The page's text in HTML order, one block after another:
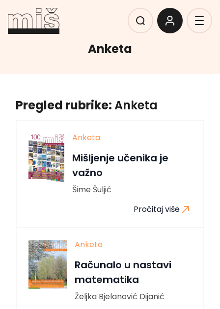
Anketa
Pregled rubrike:Anketa
Anketa
Mišljenje učenika je
važno
Šime Šuljić
Pročitaj više
Anketa
Računalo u nastavi
matematika
Željka Bjelanović Dijanić